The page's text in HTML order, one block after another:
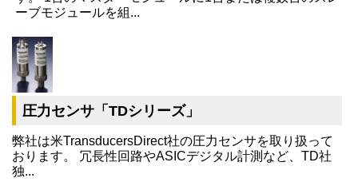
ーブモジュールを組...
圧力センサ「TDシリーズ」
弊社は米TransducersDirect社の圧力センサを取り扱って
おります。 冗長性回路やASICデジタル計測など、TD社
独...